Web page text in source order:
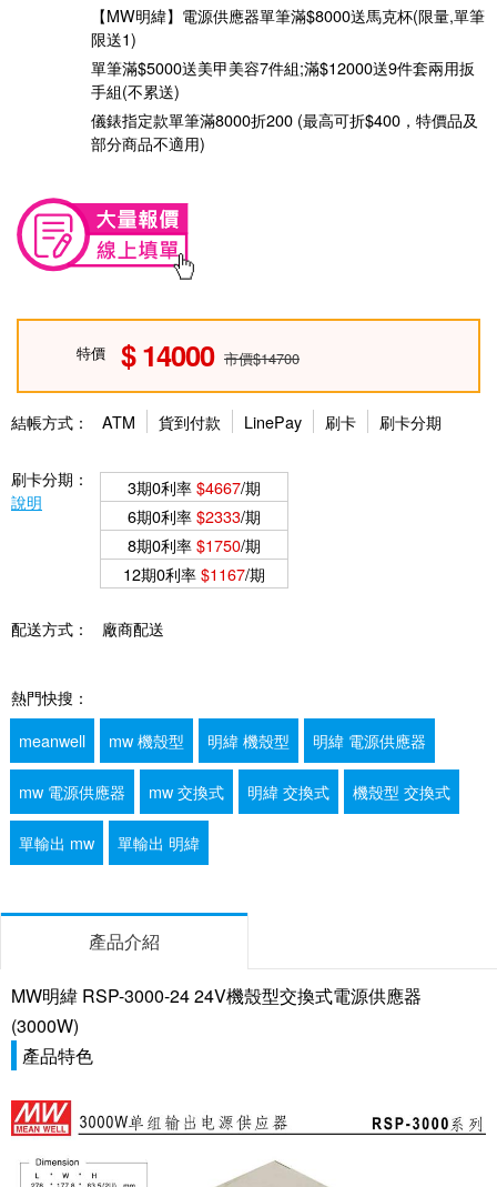
【MW明緯】電源供應器單筆滿$8000送馬克杯(限量,單筆
限送1)
單筆滿$5000送美甲美容7件組;滿$12000送9件套兩用扳
手組(不累送)
儀錶指定款單筆滿8000折200 (最高可折$400，特價品及
部分商品不適用)
特價 14000 市價$14700
結帳方式： ATM 貨到付款 LinePay 刷卡 刷卡分期
刷卡分期：
說明
3期0利率$4667/期
6期0利率$2333/期
8期0利率$1750/期
12期0利率$1167/期
配送方式： 廠商配送
熱門快搜：
meanwell
mw 機殼型 明緯 機殼型 明緯 電源供應器
mw 電源供應器 mw 交換式 明緯 交換式 機殼型 交換式
單輸出 mw 單輸出 明緯
產品介紹
MW明緯 RSP-3000-24 24V機殼型交換式電源供應器
(3000W)
產品特色